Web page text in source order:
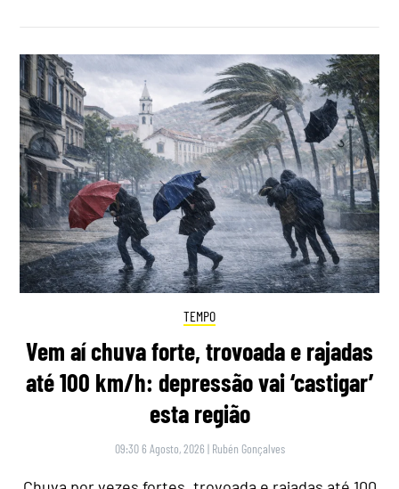
TEMPO
Vem aí chuva forte, trovoada e rajadas
até 100 km/h: depressão vai ‘castigar’
esta região
09:30 6 Agosto, 2026 | Rubén Gonçalves